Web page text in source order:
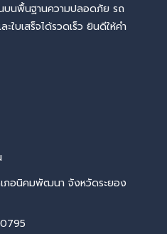
นบนพื้นฐานความปลอดภัย รถ
ใบเสร็จได้รวดเร็ว ยินดีให้คำ
ภอนิคมพัฒนา จังหวัดระยอง